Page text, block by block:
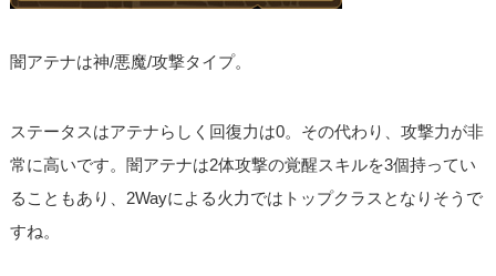
闇アテナは神/悪魔/攻撃タイプ。
ステータスはアテナらしく回復力は0。その代わり、攻撃力が非
常に高いです。闇アテナは2体攻撃の覚醒スキルを3個持ってい
ることもあり、2Wayによる火力ではトップクラスとなりそうで
すね。